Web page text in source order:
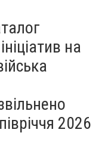
на
2026